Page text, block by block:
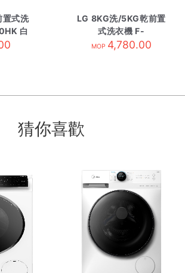
置式洗
白
LG 8KG洗/5KG乾前置
式洗衣機 F-
C1208V4W
MOP 4,780.00
猜你喜歡